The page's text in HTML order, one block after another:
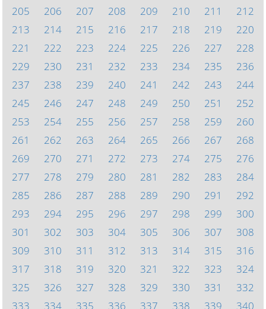
205
206 207 208 209 210 211
212
213
214 215 216 217 218 219
220
221
222 223 224 225 226 227
228
229
230 231 232 233 234 235
236
237
238 239 240 241 242 243
244
245
246 247 248 249 250 251
252
253
254 255 256 257 258 259
260
261
262 263 264 265 266 267
268
269
270 271 272 273 274 275
276
277
278 279 280 281 282 283
284
285
286 287 288 289 290 291
292
293
294 295 296 297 298 299
300
301
302 303 304 305 306 307
308
309
310 311 312 313 314 315
316
317
318 319 320 321 322 323
324
325
326 327 328 329 330 331
332
333
334 335 336 337 338 339 340